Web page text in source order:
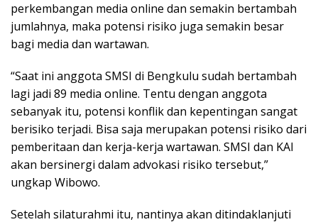
perkembangan media online dan semakin bertambah
jumlahnya, maka potensi risiko juga semakin besar
bagi media dan wartawan.
“Saat ini anggota SMSI di Bengkulu sudah bertambah
lagi jadi 89 media online. Tentu dengan anggota
sebanyak itu, potensi konflik dan kepentingan sangat
berisiko terjadi. Bisa saja merupakan potensi risiko dari
pemberitaan dan kerja-kerja wartawan. SMSI dan KAI
akan bersinergi dalam advokasi risiko tersebut,”
ungkap Wibowo.
Setelah silaturahmi itu, nantinya akan ditindaklanjuti